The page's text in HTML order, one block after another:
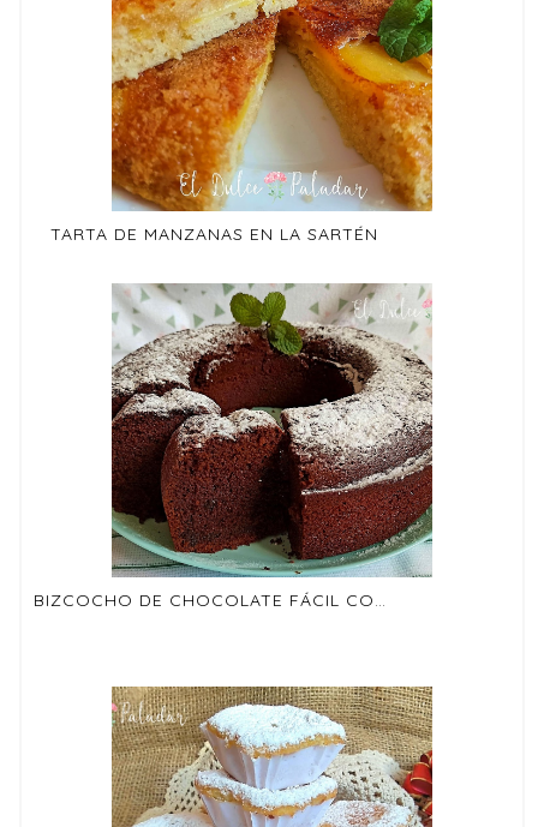
TARTA DE MANZANAS EN LA SARTÉN
BIZCOCHO DE CHOCOLATE FÁCIL CON PEPITAS